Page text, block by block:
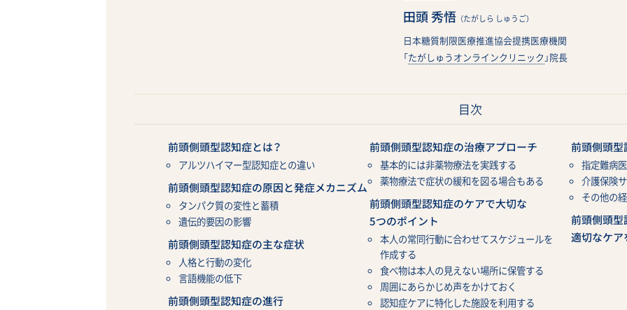
田頭 秀悟 （たがしら しゅうご）
日本糖質制限医療推進協会提携医療機関
「たがしゅうオンラインクリニック 」院長
目次
前頭側頭型認知症とは？
アルツハイマー型認知症との違い
前頭側頭型認知症の原因と発症メカニズム
タンパク質の変性と蓄積
遺伝的要因の影響
前頭側頭型認知症の主な症状
人格と行動の変化
言語機能の低下
前頭側頭型認知症の進行
前頭側頭型認知症の治療アプローチ
基本的には非薬物療法を実践する
薬物療法で症状の緩和を図る場合もある
前頭側頭型認知症のケアで大切な
5つのポイント
本人の常同行動に合わせてスケジュールを
作成する
食べ物は本人の見えない場所に保管する
周囲にあらかじめ声をかけておく
認知症ケアに特化した施設を利用する
前頭側頭
指定難病
介護保険
その他の
前頭側頭型
適切なケア